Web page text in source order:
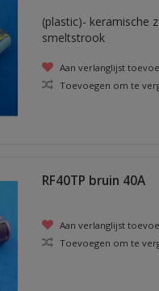
(plastic)- keramische
smeltstrook
Aan verlanglijst
Toevoegen om te
RF40TP bruin 40A
Aan verlanglijst
Toevoegen om te